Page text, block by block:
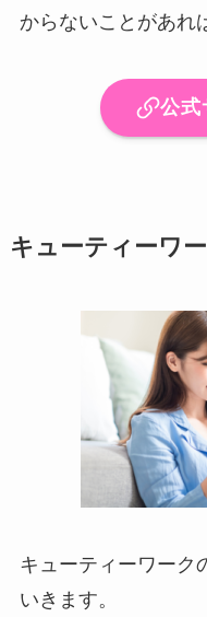
からないことがあれ
公式
キューティーワ
キューティーワーク
いきます。